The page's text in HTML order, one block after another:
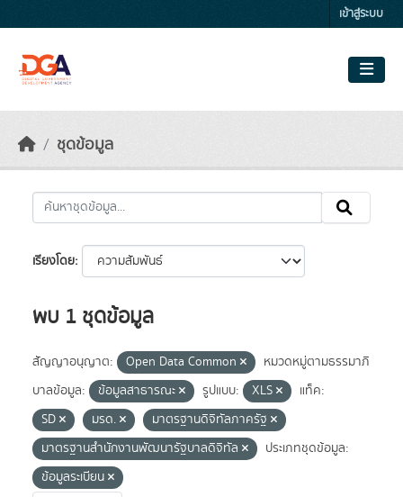
เข้าสู่ระบบ
ชุดข้อมูล
เรียงโดย
พบ 1 ชุดข้อมูล
สัญญาอนุญาต: Open Data Common
หมวดหมู่ตามธรรมาภิ
บาลข้อมูล:
ข้อมูลสาธารณะ รูปแบบ: XLS
แท็ค:
SD
มรด.
มาตรฐานดิจิทัลภาครัฐ
มาตรฐานสำนักงานพัฒนารัฐบาลดิจิทัล
ประเภทชุดข้อมูล:
ข้อมูลระเบียน